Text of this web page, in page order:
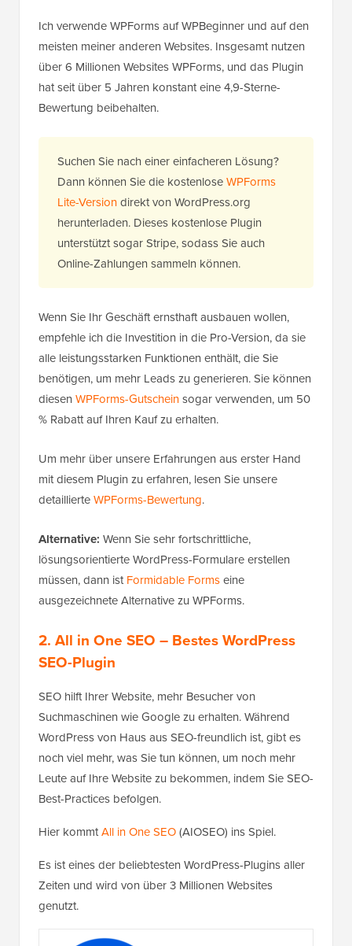
Ich verwende WPForms auf WPBeginner und auf den
meisten meiner anderen Websites. Insgesamt nutzen
über 6 Millionen Websites WPForms, und das Plugin
hat seit über 5 Jahren konstant eine 4,9-Sterne-
Bewertung beibehalten.
Suchen Sie nach einer einfacheren Lösung?
Dann können Sie die kostenloseWPForms
Lite-Versiondirekt von WordPress.org
herunterladen. Dieses kostenlose Plugin
unterstützt sogar Stripe, sodass Sie auch
Online-Zahlungen sammeln können.
Wenn Sie Ihr Geschäft ernsthaft ausbauen wollen,
empfehle ich die Investition in die Pro-Version, da sie
alle leistungsstarken Funktionen enthält, die Sie
benötigen, um mehr Leads zu generieren. Sie können
diesen WPForms-Gutscheinsogar verwenden, um 50
% Rabatt auf Ihren Kauf zu erhalten.
Um mehr über unsere Erfahrungen aus erster Hand
mit diesem Plugin zu erfahren, lesen Sie unsere
detaillierteWPForms-Bewertung.
Alternative: Wenn Sie sehr fortschrittliche,
lösungsorientierte WordPress-Formulare erstellen
müssen, dann istFormidable Formseine
ausgezeichnete Alternative zu WPForms.
2. All in One SEO – Bestes WordPress
SEO-Plugin
SEO hilft Ihrer Website, mehr Besucher von
Suchmaschinen wie Google zu erhalten. Während
WordPress von Haus aus SEO-freundlich ist, gibt es
noch viel mehr, was Sie tun können, um noch mehr
Leute auf Ihre Website zu bekommen, indem Sie SEO-
Best-Practices befolgen.
Hier kommtAll in One SEO(AIOSEO) ins Spiel.
Es ist eines der beliebtesten WordPress-Plugins aller
Zeiten und wird von über 3 Millionen Websites
genutzt.